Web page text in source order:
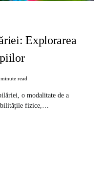
Explorarea
read
o modalitate de a
fizice,…